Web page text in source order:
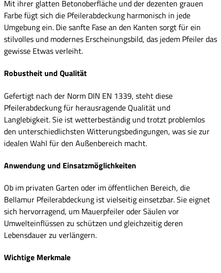
Mit ihrer glatten Betonoberfläche und der dezenten grauen
Farbe fügt sich die Pfeilerabdeckung harmonisch in jede
Umgebung ein. Die sanfte Fase an den Kanten sorgt für ein
stilvolles und modernes Erscheinungsbild, das jedem Pfeiler das
gewisse Etwas verleiht.
Robustheit und Qualität
Gefertigt nach der Norm DIN EN 1339, steht diese
Pfeilerabdeckung für herausragende Qualität und
Langlebigkeit. Sie ist wetterbeständig und trotzt problemlos
den unterschiedlichsten Witterungsbedingungen, was sie zur
idealen Wahl für den Außenbereich macht.
Anwendung und Einsatzmöglichkeiten
Ob im privaten Garten oder im öffentlichen Bereich, die
Bellamur Pfeilerabdeckung ist vielseitig einsetzbar. Sie eignet
sich hervorragend, um Mauerpfeiler oder Säulen vor
Umwelteinflüssen zu schützen und gleichzeitig deren
Lebensdauer zu verlängern.
Wichtige Merkmale